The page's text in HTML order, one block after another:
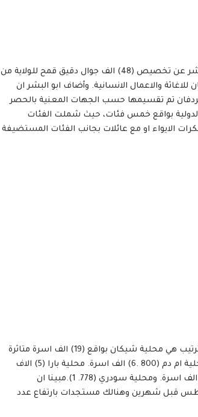
كشف مفوض العون الانساني بولاية شمال كردفان طارق أمين ابو البشر عن تخصيص (48) الف جوال دقيق قمح للولاية من
للاغاثة والاعمال الانسانية. وأضاف ابو البشر ان
بولاية شمال كردفان تم تقسيمها حسب الجهات المعنية بالحصر
الدولية بواقع خمس فئات، حيث شملت الفئات
الايواء او مع عائلات بجانب الفئات المستضيفة
واشار المفوض الى ان اكثر المحليات المتاثرة بالحرب بالولاية حسب الترتيب هي محلية شيكان بواقع (19) الف اسرة متاثرة
بالحرب. محلية ام روابة (17) الف اسرة. محلية الرهد (255 .9) اسرة. محلية ام دم (800 .6) الف اسرة. محلية بارا (5) الاف
اسرة. محلية غرب بارا (85 .4) الف اسرة. محلية جبرة الشيخ (894. 2) الف اسرة. ومحلية سودري (778. 1).مبينا ان
قبل شهرين وهنالك مستجدات بارتفاع عدد